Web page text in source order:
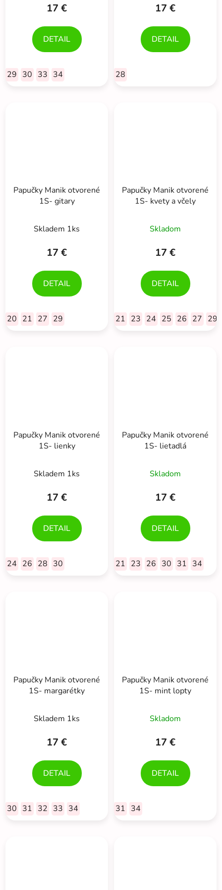
17 €
DETAIL
29 30 33 34
17 €
DETAIL
28
Papučky Manik otvorené
1S- gitary
Skladem 1ks
17 €
DETAIL
20 21 27 29
Papučky Manik otvorené
1S- kvety a včely
Skladom
17 €
DETAIL
21 23 24 25 26 27 29
Papučky Manik otvorené
1S- lienky
Skladem 1ks
17 €
DETAIL
24 26 28 30
Papučky Manik otvorené
1S- lietadlá
Skladom
17 €
DETAIL
21 23 26 30 31 34
Papučky Manik otvorené
1S- margarétky
Skladem 1ks
17 €
DETAIL
30 31 32 33 34
Papučky Manik otvorené
1S- mint lopty
Skladom
17 €
DETAIL
31 34